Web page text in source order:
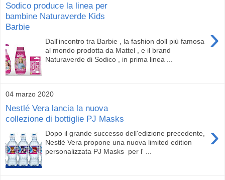
Sodico produce la linea per
bambine Naturaverde Kids
Barbie
›
Dall'incontro tra Barbie , la fashion doll più famosa
al mondo prodotta da Mattel , e il brand
Naturaverde di Sodico , in prima linea ...
04 marzo 2020
Nestlé Vera lancia la nuova
collezione di bottiglie PJ Masks
›
Dopo il grande successo dell'edizione precedente,
Nestlé Vera propone una nuova limited edition
personalizzata PJ Masks per l' ...